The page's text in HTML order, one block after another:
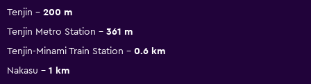
Tenjin
200 m
Tenjin Metro Station
361 m
Tenjin-Minami Train Station
0.6 km
Nakasu
1 km